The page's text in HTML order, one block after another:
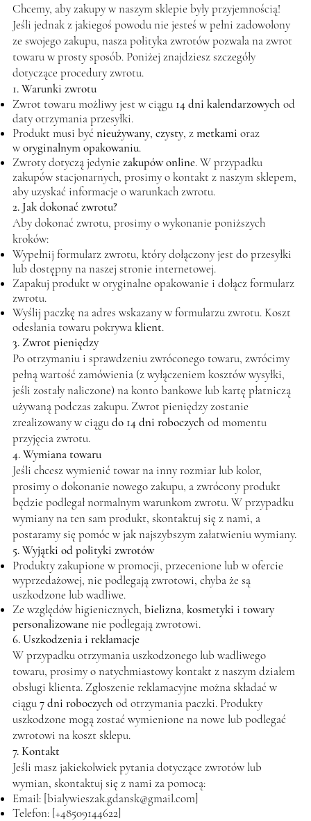
Chcemy, aby zakupy w naszym sklepie były przyjemnością!
Jeśli jednak z jakiegoś powodu nie jesteś w pełni zadowolony
ze swojego zakupu, nasza polityka zwrotów pozwala na zwrot
towaru w prosty sposób. Poniżej znajdziesz szczegóły
dotyczące procedury zwrotu.
1. Warunki zwrotu
Zwrot towaru możliwy jest w ciągu 14 dni kalendarzowych od
daty otrzymania przesyłki.
Produkt musi być nieużywany, czysty, zmetkami oraz
woryginalnym opakowaniu.
Zwroty dotyczą jedynie zakupów online. W przypadku
zakupów stacjonarnych, prosimy o kontakt z naszym sklepem,
aby uzyskać informacje o warunkach zwrotu.
2. Jak dokonać zwrotu?
Aby dokonać zwrotu, prosimy o wykonanie poniższych
kroków:
Wypełnij formularz zwrotu, który dołączony jest do przesyłki
lub dostępny na naszej stronie internetowej.
Zapakuj produkt w oryginalne opakowanie i dołącz formularz
zwrotu.
Wyślij paczkę na adres wskazany w formularzu zwrotu. Koszt
odesłania towaru pokrywaklient.
3. Zwrot pieniędzy
Po otrzymaniu i sprawdzeniu zwróconego towaru, zwrócimy
pełną wartość zamówienia (z wyłączeniem kosztów wysyłki,
jeśli zostały naliczone) na konto bankowe lub kartę płatniczą
używaną podczas zakupu. Zwrot pieniędzy zostanie
zrealizowany w ciągudo 14 dni roboczych od momentu
przyjęcia zwrotu.
4. Wymiana towaru
Jeśli chcesz wymienić towar na inny rozmiar lub kolor,
prosimy o dokonanie nowego zakupu, a zwrócony produkt
będzie podlegał normalnym warunkom zwrotu. W przypadku
wymiany na ten sam produkt, skontaktuj się z nami, a
postaramy się pomóc w jak najszybszym załatwieniu wymiany.
5. Wyjątki od polityki zwrotów
Produkty zakupione w promocji, przecenione lub w ofercie
wyprzedażowej, nie podlegają zwrotowi, chyba że są
uszkodzone lub wadliwe.
Ze względów higienicznych, bielizna, kosmetyki i towary
personalizowanenie podlegają zwrotowi.
6. Uszkodzenia i reklamacje
W przypadku otrzymania uszkodzonego lub wadliwego
towaru, prosimy o natychmiastowy kontakt z naszym działem
obsługi klienta. Zgłoszenie reklamacyjne można składać w
ciągu7 dni roboczych od otrzymania paczki. Produkty
uszkodzone mogą zostać wymienione na nowe lub podlegać
zwrotowi na koszt sklepu.
7. Kontakt
Jeśli masz jakiekolwiek pytania dotyczące zwrotów lub
wymian, skontaktuj się z nami za pomocą:
Email: [bialywieszak.gdansk@gmail.com]
Telefon: [+48509144622]